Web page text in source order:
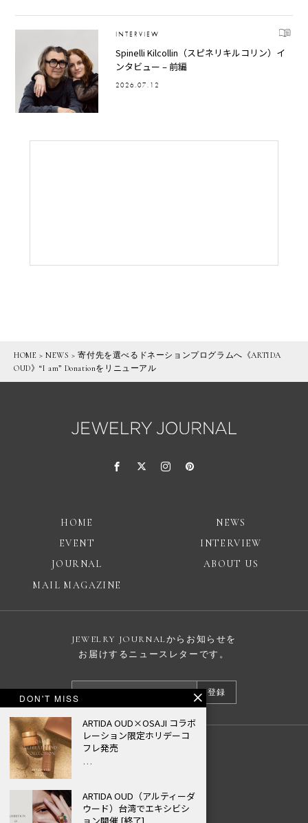
INTERVIEW
Spinelli Kilcollin（スピネリキルコリン）イ
ンタビュー – 前編
2026.07.12
HOME >NEWS >寄付先を選べるドネーションプログラムへ《ARTIDA
OUD》“I am” Donationをリニューアル
HOME
NEWS
EVENT
INTERVIEW
JOURNAL
ABOUT US
MAIL MAGAZINE
JEWELRY JOURNALからお知らせを
お届けするニュースレターです。
登録
© JEWELRY JOURNAL
DON'T MISS
ARTIDA OUD×OSAJI コラボ
レーション限定ホリデーコ
フレ発売
…
ARTIDA OUD（アルティーダ
ウード）台湾でエキシビシ